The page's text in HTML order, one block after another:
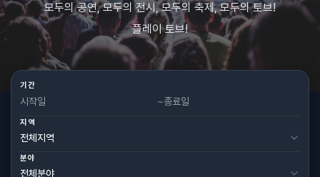
모두의 공연, 모두의 전시, 모두의 축제, 모두의 토브!
플레이 토브!
기간
~
지역
분야